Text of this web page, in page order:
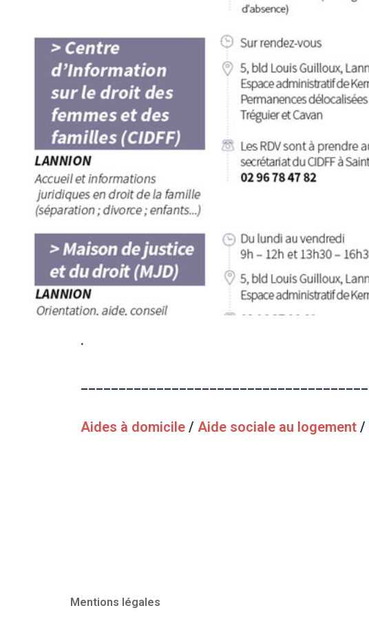
.
Aides à domicile / Aide sociale au logement /
Mentions légales